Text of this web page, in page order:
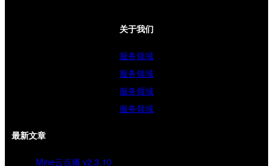
关于我们
服务领域
服务领域
服务领域
服务领域
最新文章
Mine云点播 v2.3.10